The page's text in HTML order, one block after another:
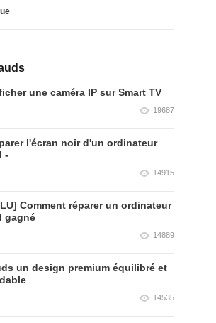
une caméra IP sur Smart TV
19687
l'écran noir d'un ordinateur
-
14915
Comment réparer un ordinateur
gagné
14889
un design premium équilibré et
14535